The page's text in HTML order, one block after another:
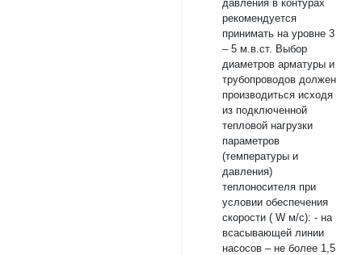
давления в контурах
рекомендуется
принимать на уровне 3
– 5 м.в.ст. Выбор
диаметров арматуры и
трубопроводов должен
производиться исходя
из подключенной
тепловой нагрузки
параметров
(температуры и
давления)
теплоносителя при
условии обеспечения
скорости ( W м/с): - на
всасывающей линии
насосов – не более 1,5